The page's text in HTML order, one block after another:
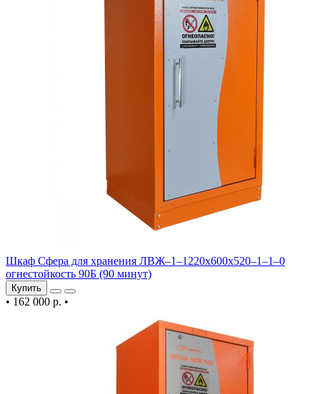
Шкаф Сфера для хранения ЛВЖ–1–1220х600х520–1–1–0
огнестойкость 90Б (90 минут)
Купить
• 162 000 р. •